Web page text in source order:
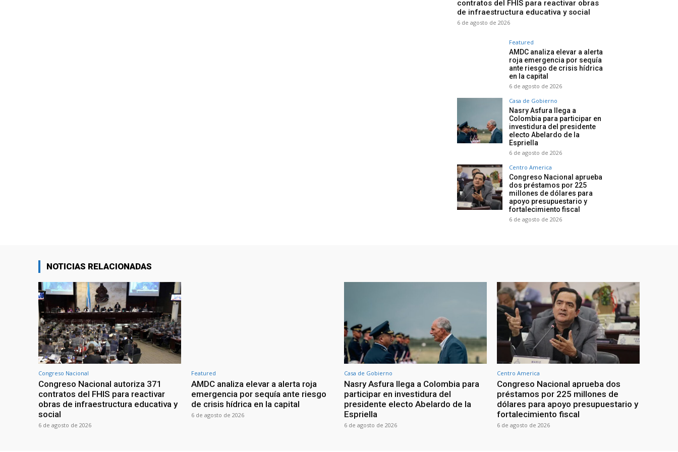
contratos del FHIS para reactivar obras
de infraestructura educativa y social
6 de agosto de 2026
Featured
AMDC analiza elevar a alerta
roja emergencia por sequía
ante riesgo de crisis hídrica
en la capital
6 de agosto de 2026
Casa de Gobierno
Nasry Asfura llega a
Colombia para participar en
investidura del presidente
electo Abelardo de la
Espriella
6 de agosto de 2026
Centro America
Congreso Nacional aprueba
dos préstamos por 225
millones de dólares para
apoyo presupuestario y
fortalecimiento fiscal
6 de agosto de 2026
NOTICIAS RELACIONADAS
Congreso Nacional
Congreso Nacional autoriza 371
contratos del FHIS para reactivar
obras de infraestructura educativa y
social
6 de agosto de 2026
Featured
AMDC analiza elevar a alerta roja
emergencia por sequía ante riesgo
de crisis hídrica en la capital
6 de agosto de 2026
Casa de Gobierno
Nasry Asfura llega a Colombia para
participar en investidura del
presidente electo Abelardo de la
Espriella
6 de agosto de 2026
Centro America
Congreso Nacional aprueba dos
préstamos por 225 millones de
dólares para apoyo presupuestario y
fortalecimiento fiscal
6 de agosto de 2026